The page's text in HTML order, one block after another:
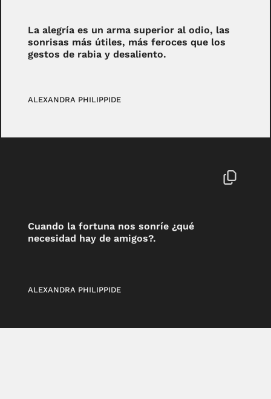
La alegría es un arma superior al odio, las
sonrisas más útiles, más feroces que los
gestos de rabia y desaliento.
ALEXANDRA PHILIPPIDE
Cuando la fortuna nos sonríe ¿qué
necesidad hay de amigos?.
ALEXANDRA PHILIPPIDE